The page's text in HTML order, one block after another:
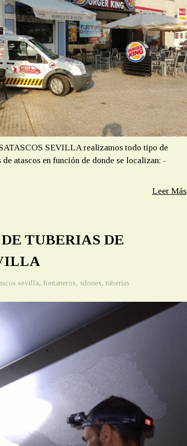
SEVILLA realizamos todo tipo de
atascos en función de donde se localizan: -
Leer Más
TUBERIAS DE
sevilla, fontaneros, sifones, tuberias